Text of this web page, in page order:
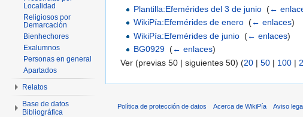
Plantilla:Efemérides del 3 de junio (←
WikiPía:Efemérides de enero (← enlaces)
WikiPía:Efemérides de junio (← enlaces)
BG0929 (← enlaces)
Ver (previas 50 | siguientes 50) (20 | 50 | 100 |
Localidad
Religiosos por
Demarcación
Bienhechores
Exalumnos
Personas en general
Apartados
Relatos
Base de datos
Bibliográfica
Política de protección de datos Acerca de WikiPía Aviso